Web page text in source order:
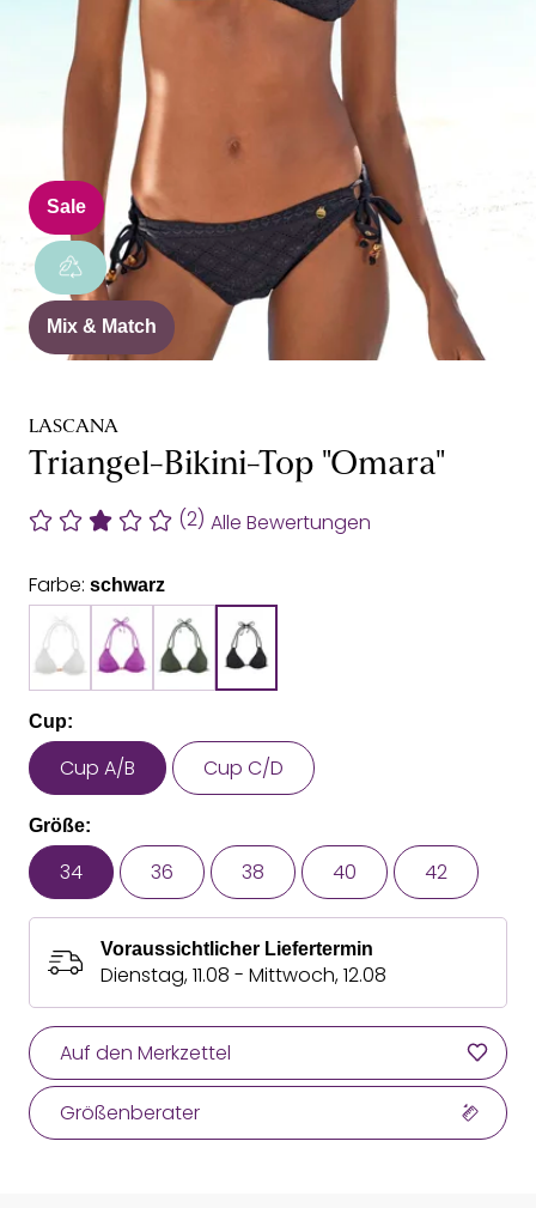
Sale
Mix & Match
LASCANA
Triangel-Bikini-Top "Omara"
(2) Alle Bewertungen
Farbe: schwarz
Cup:
Cup A/B Cup C/D
Größe:
34 36 38 40 42
Voraussichtlicher Liefertermin
Dienstag, 11.08 - Mittwoch, 12.08
Auf den Merkzettel
Größenberater